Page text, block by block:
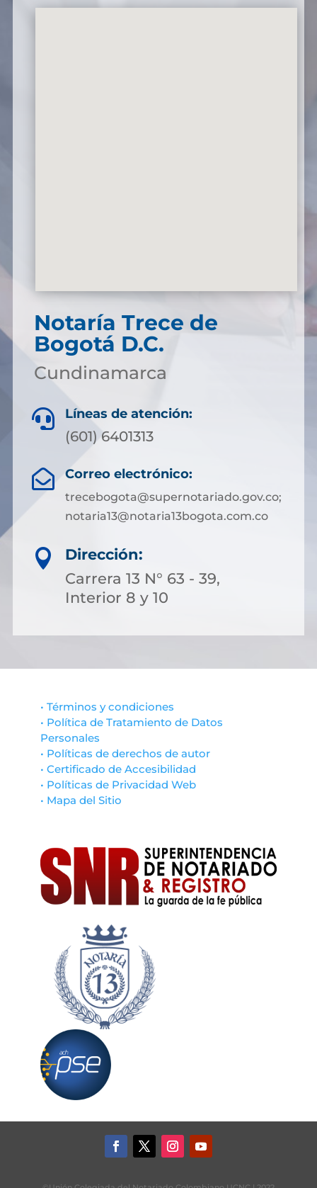
Notaría Trece de
Bogotá D.C.
Cundinamarca
 Líneas de atención:
(601) 6401313
 Correo electrónico:
trecebogota@supernotariado.gov.co;
notaria13@notaria13bogota.com.co

Dirección:
Carrera 13 N° 63 - 39,
Interior 8 y 10
• Términos y condiciones
• Política de Tratamiento de Datos
Personales
• Políticas de derechos de autor
• Certificado de Accesibilidad
• Políticas de Privacidad Web
• Mapa del Sitio